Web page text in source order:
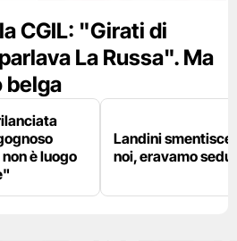
CGIL: "Girati di
La Russa". Ma
belga
è luogo
Landini
noi, eravamo